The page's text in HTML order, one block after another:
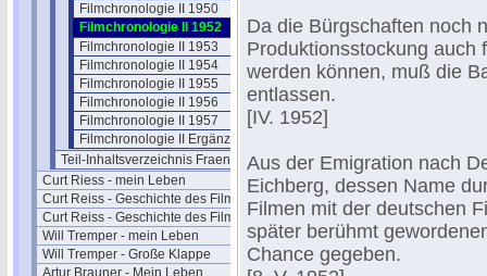
Filmchronologie II 1950
Filmchronologie II 1952
Filmchronologie II 1953
Filmchronologie II 1954
Filmchronologie II 1955
Filmchronologie II 1956
Filmchronologie II 1957
Filmchronologie II Ergänzungen
Teil-Inhaltsverzeichnis Fraenkel 2
Curt Riess - mein Leben
Curt Reiss - Geschichte des Films I
Curt Reiss - Geschichte des Films II
Will Tremper - mein Leben
Will Tremper - Große Klappe
Artur Brauner - Mein Leben
Da die Bürgschaften noch
Produktionsstockung auch
werden können, muß die
entlassen.
[IV. 1952]
Aus der Emigration nach
Eichberg, dessen Name
Filmen mit der deutschen
später berühmt
Chance gegeben.